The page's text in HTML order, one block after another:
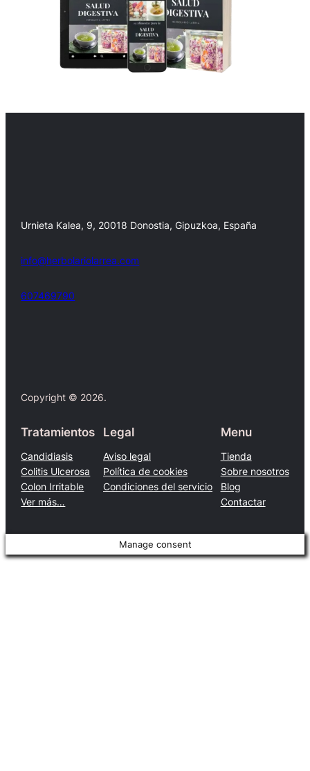
Urnieta Kalea, 9, 20018 Donostia, Gipuzkoa, España
info@herbolariolarrea.com
607469790
Copyright © 2026.
Tratamientos
Candidiasis
Colitis Ulcerosa
Colon Irritable
Ver más…
Legal
Aviso legal
Política de cookies
Condiciones del servicio
Menu
Tienda
Sobre nosotros
Blog
Contactar
Manage consent